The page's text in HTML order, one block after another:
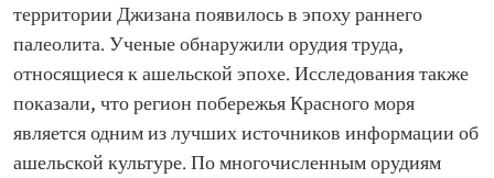
территории Джизана появилось в эпоху раннего
палеолита. Ученые обнаружили орудия труда,
относящиеся к ашельской эпохе. Исследования также
показали, что регион побережья Красного моря
является одним из лучших источников информации об
ашельской культуре. По многочисленным орудиям